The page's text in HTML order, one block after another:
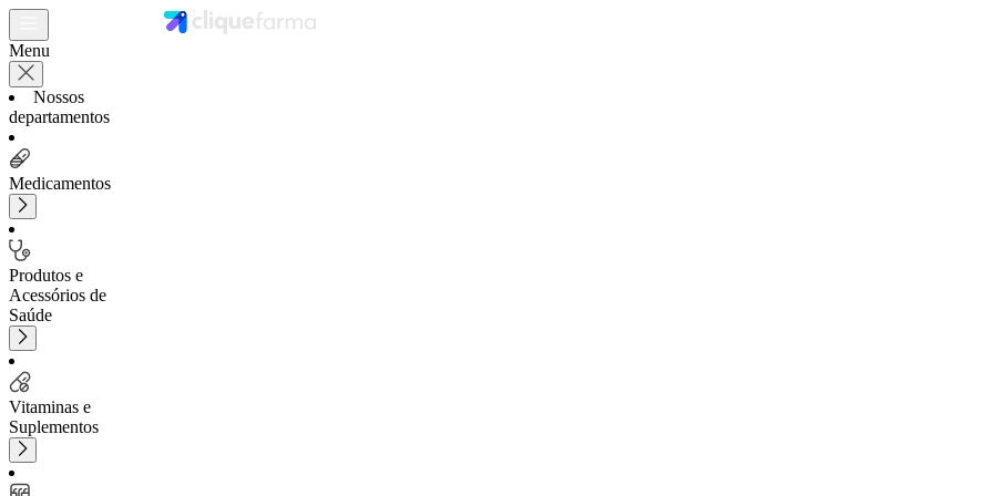
Menu
Nossos
departamentos
Medicamentos
Produtos e
Acessórios de
Saúde
Vitaminas e
Suplementos